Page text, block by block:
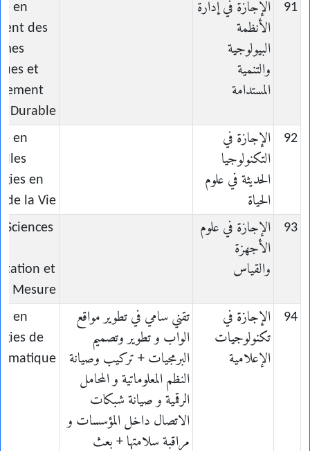
91
الإجازة في إدارة
الأنظمة
البيولوجية
والتنمية
المستدامة
en
des
et
Durable
92
الإجازة في
التكنولوجيا
الحديثة في علوم
الحياة
en
en
de la Vie
93
الإجازة في علوم
الأجهزة
والقياس
Sciences
et
Mesure
94
الإجازة في
تكنولوجيات
الإعلامية
تقني سامي في تطوير مواقع
الواب و تطوير وتصميم
البرمجيات + تركيب وصيانة
النظم المعلوماتية و المحامل
الرقمية و صيانة شبكات
الاتصال داخل المؤسسات و
مراقبة سلامتها + بعث
en
de